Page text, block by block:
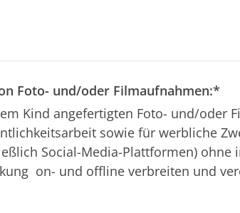
Foto- und/oder Filmaufnahmen:*
Kind angefertigten Foto- und/oder
sowie für werbliche
Social-Media-Plattformen) ohne
on- und offline verbreiten und